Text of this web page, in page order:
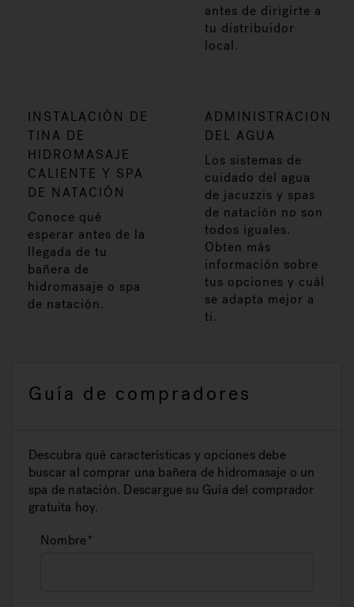
antes de dirigirte a
tu distribuidor
local.
INSTALACIÓN DE
TINA DE
HIDROMASAJE
CALIENTE Y SPA
DE NATACIÓN
Conoce qué
esperar antes de la
llegada de tu
bañera de
hidromasaje o spa
de natación.
ADMINISTRACION
DEL AGUA
Los sistemas de
cuidado del agua
de jacuzzis y spas
de natación no son
todos iguales.
Obten más
información sobre
tus opciones y cuál
se adapta mejor a
ti.
Guía de compradores
Descubra qué características y opciones debe
buscar al comprar una bañera de hidromasaje o un
spa de natación. Descargue su Guía del comprador
gratuita hoy.
Nombre